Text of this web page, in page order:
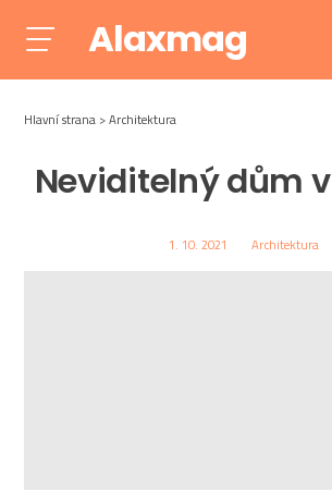
Alaxmag
Hlavní strana Architektura
Neviditelný dům
1. 10. 2021 Architektura